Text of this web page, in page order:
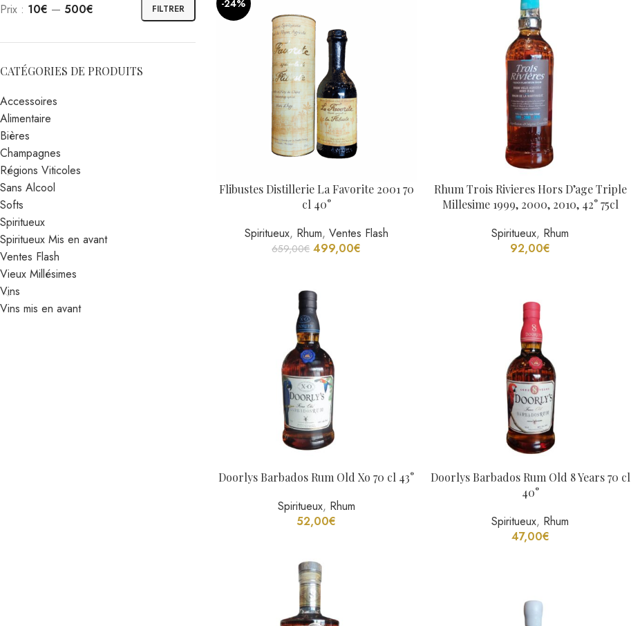
FILTRER
Prix : 10€ — 500€
CATÉGORIES DE PRODUITS
Accessoires
Alimentaire
Bières
Champagnes
Régions Viticoles
Sans Alcool
Softs
Spiritueux
Spiritueux Mis en avant
Ventes Flash
Vieux Millésimes
Vins
Vins mis en avant
-24%
Flibustes Distillerie La Favorite 2001 70
cl 40°
Spiritueux, Rhum, Ventes Flash
659,00€ 499,00€
Rhum Trois Rivieres Hors D’age Triple
Millesime 1999, 2000, 2010, 42° 75cl
Spiritueux, Rhum
92,00€
Doorlys Barbados Rum Old Xo 70 cl 43°
Spiritueux, Rhum
52,00€
Doorlys Barbados Rum Old 8 Years 70 cl
40°
Spiritueux, Rhum
47,00€